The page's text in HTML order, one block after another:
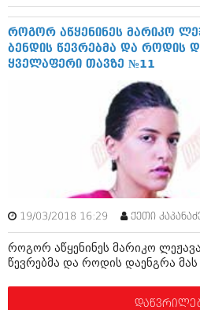
იანვარი 2010 (422)
ნოემბერი 2009 (308)
ოქტომბერი 2009 (382)
სექტემბერი 2009 (541)
აგვისტო 2009 (14)
ივლისი 2009 (118)
თებერვალი 0216 (1)
დეკემბერი 0215 (1)
ოქტომბერი 0215 (1)
აგვისტო 0215 (2)
აგვისტო 0212 (1)
ივნისი 0212 (2)
ნოემბერი 0201 (1)
როგორ აწყენინეს მარიკო
ბენდის წევრებმა და როდის
ყველაფერი თავზე №11
19/03/2018 16:29 ქეთი
როგორ აწყენინეს მარიკო
წევრებმა და როდის დაენგრა